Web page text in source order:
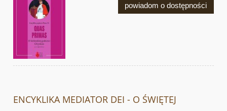
powiadom o dostępności
ENCYKLIKA MEDIATOR DEI - O ŚWIĘTEJ